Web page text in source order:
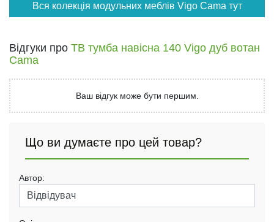
Вся колекція модульних меблів Vigo Cama тут
Відгуки про ТВ тумба навісна 140 Vigo дуб вотан
Cama
Ваш відгук може бути першим.
Що ви думаєте про цей товар?
Автор: